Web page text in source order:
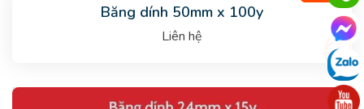
Băng dính 50mm x 100y
Liên hệ